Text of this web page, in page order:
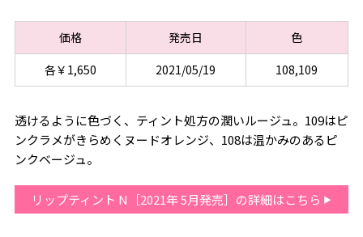
価格 発売日
色
各￥1,650
2021/05/19 108,109
透けるように色づく、ティント処方の潤いルージュ。109はピ
ンクラメがきらめくヌードオレンジ、108は温かみのあるピ
ンクベージュ。
リップティント N［2021年 5月発売］の詳細はこちら